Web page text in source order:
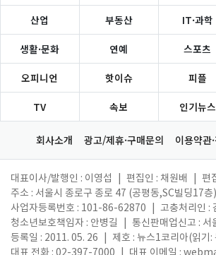
산업 부동산 IT·과학
생활·문화 연예 스포츠
오피니언 핫이슈 피플
TV 속보 인기뉴스
회사소개 광고/제휴·구매문의 이용약관
대표이사/발행인 : 이영섭 편집인 : 채원배 편
주소 : 서울시 종로구 종로 47 (공평동,SC빌딩17층)
사업자등록번호 : 101-86-62870
고충처리인 :
청소년보호책임자 : 안병길
통신판매업신고 :
등록일 : 2011. 05. 26
제호 : 뉴스1코리아(읽기:
대표 전화 : 02-397-7000
대표 이메일 :